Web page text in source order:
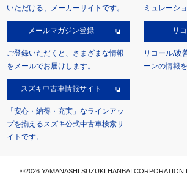
いただける、メーカーサイトです。
ミュレーシ
メールマガジン登録
ご登録いただくと、さまざまな情報
をメールでお届けします。
リ
リコール/改
ーンの情報
スズキ中古車情報サイト
「安心・納得・充実」なラインアッ
プを揃えるスズキ公式中古車検索サ
イトです。
©2026 YAMANASHI SUZUKI HANBAI CORPORATION